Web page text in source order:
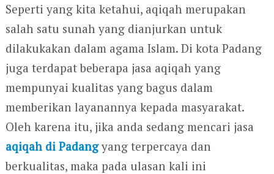
Seperti yang kita ketahui, aqiqah merupakan
salah satu sunah yang dianjurkan untuk
dilakukakan dalam agama Islam. Di kota Padang
juga terdapat beberapa jasa aqiqah yang
mempunyai kualitas yang bagus dalam
memberikan layanannya kepada masyarakat.
Oleh karena itu, jika anda sedang mencari jasa
aqiqah di Padangyang terpercaya dan
berkualitas, maka pada ulasan kali ini